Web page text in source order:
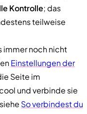
Kontrolle; das
teilweise
immer noch nicht
Einstellungen der
Seite im
und verbinde sie
So verbindest du